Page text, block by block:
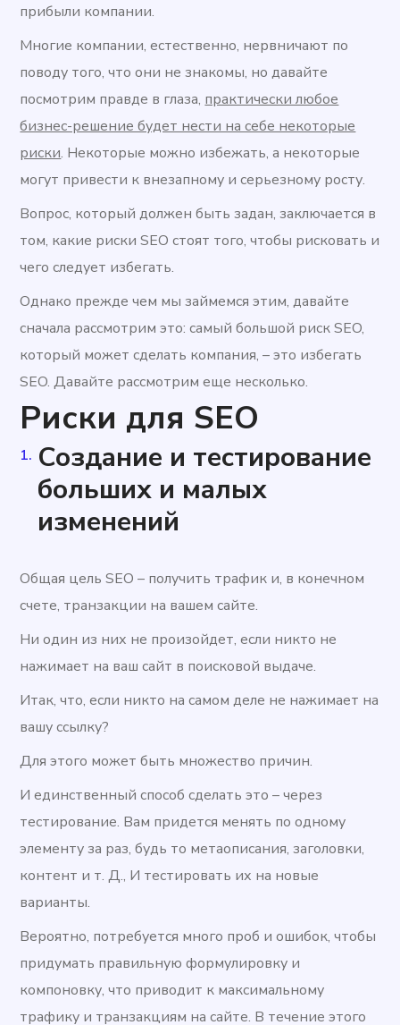
прибыли компании.
Многие компании, естественно, нервничают по
поводу того, что они не знакомы, но давайте
посмотрим правде в глаза, практически любое
бизнес-решение будет нести на себе некоторые
риски. Некоторые можно избежать, а некоторые
могут привести к внезапному и серьезному росту.
Вопрос, который должен быть задан, заключается в
том, какие риски SEO стоят того, чтобы рисковать и
чего следует избегать.
Однако прежде чем мы займемся этим, давайте
сначала рассмотрим это: самый большой риск SEO,
который может сделать компания, – это избегать
SEO. Давайте рассмотрим еще несколько.
Риски для SEO
Создание и тестирование
больших и малых
изменений
Общая цель SEO – получить трафик и, в конечном
счете, транзакции на вашем сайте.
Ни один из них не произойдет, если никто не
нажимает на ваш сайт в поисковой выдаче.
Итак, что, если никто на самом деле не нажимает на
вашу ссылку?
Для этого может быть множество причин.
И единственный способ сделать это – через
тестирование. Вам придется менять по одному
элементу за раз, будь то метаописания, заголовки,
контент и т. Д., И тестировать их на новые
варианты.
Вероятно, потребуется много проб и ошибок, чтобы
придумать правильную формулировку и
компоновку, что приводит к максимальному
трафику и транзакциям на сайте. В течение этого